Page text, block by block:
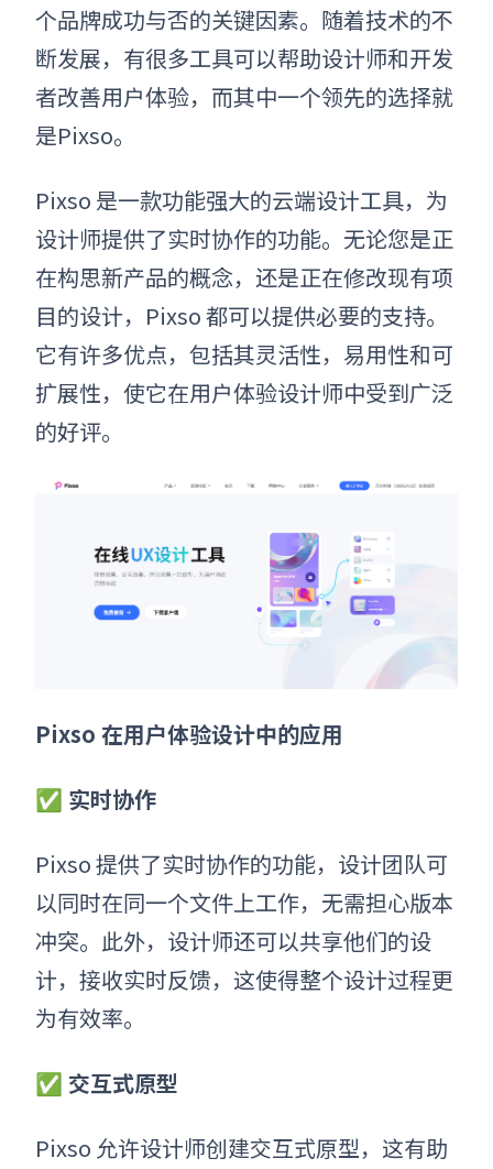
个品牌成功与否的关键因素。随着技术的不
断发展，有很多工具可以帮助设计师和开发
者改善用户体验，而其中一个领先的选择就
是Pixso。
Pixso 是一款功能强大的云端设计工具，为
设计师提供了实时协作的功能。无论您是正
在构思新产品的概念，还是正在修改现有项
目的设计，Pixso 都可以提供必要的支持。
它有许多优点，包括其灵活性，易用性和可
扩展性，使它在用户体验设计师中受到广泛
的好评。
Pixso 在用户体验设计中的应用
✅ 实时协作
Pixso 提供了实时协作的功能，设计团队可
以同时在同一个文件上工作，无需担心版本
冲突。此外，设计师还可以共享他们的设
计，接收实时反馈，这使得整个设计过程更
为有效率。
✅ 交互式原型
Pixso 允许设计师创建交互式原型，这有助